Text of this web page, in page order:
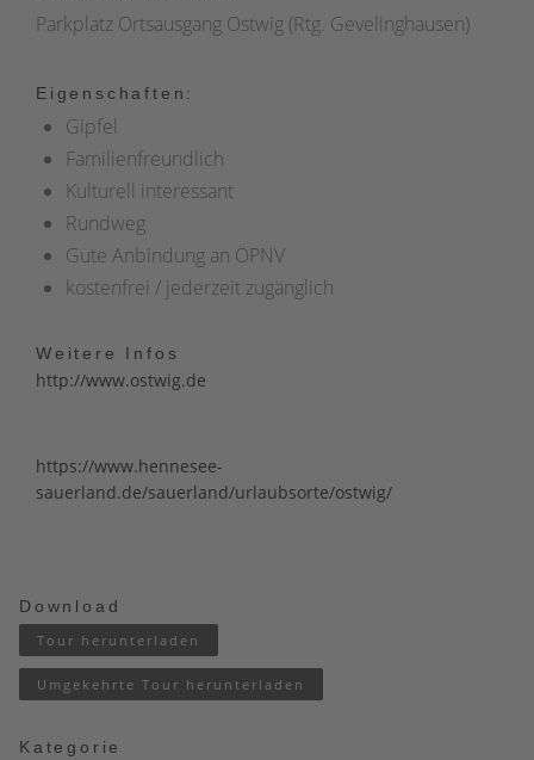
Parkplatz Ortsausgang Ostwig (Rtg. Gevelinghausen)
Eigenschaften:
Gipfel
Familienfreundlich
Kulturell interessant
Rundweg
Gute Anbindung an ÖPNV
kostenfrei / jederzeit zugänglich
Weitere Infos
http://www.ostwig.de
https://www.hennesee-
sauerland.de/sauerland/urlaubsorte/ostwig/
Download
Tour herunterladen
Umgekehrte Tour herunterladen
Kategorie